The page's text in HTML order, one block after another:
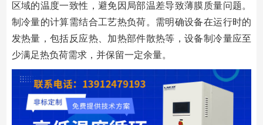
区域的温度一致性，避免因局部温差导致薄膜质量问题。
制冷量的计算需结合工艺热负荷。需明确设备在运行时的
发热量，包括反应热、加热部件散热等，设备制冷量应至
少满足热负荷需求，并保留一定余量。